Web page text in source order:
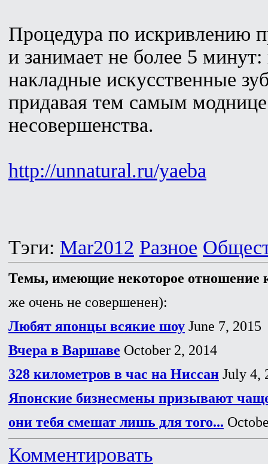
Процедура по искривлению
и занимает не более 5
накладные искусственные
придавая тем самым
несовершенства.
http://unnatural.ru/yaeba
Тэги: Mar2012 Разное
Темы, имеющие некоторое отношение
же очень не совершенен):
Любят японцы всякие шоу June 7, 2015
Вчера в Варшаве October 2, 2014
328 километров в час на Ниссан July 4,
Японские бизнесмены призывают
они тебя смешат лишь для того...
Комментировать